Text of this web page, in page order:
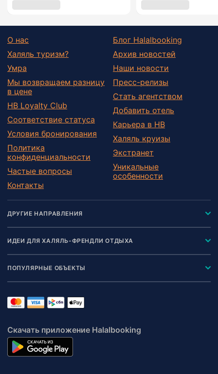
О нас
Халяль туризм?
Умра
Мы возвращаем разницу
в цене
HB Loyalty Club
Соответствие статуса
Условия бронирования
Политика
конфиденциальности
Частые вопросы
Контакты
Блог Halalbooking
Архив новостей
Наши новости
Пресс-релизы
Стать агентством
Добавить отель
Карьера в HB
Халяль круизы
Экстранет
Уникальные
особенности
ДРУГИЕ НАПРАВЛЕНИЯ
ИДЕИ ДЛЯ ХАЛЯЛЬ-ФРЕНДЛИ ОТДЫХА
ПОПУЛЯРНЫЕ ОБЪЕКТЫ
Скачать приложение Halalbooking